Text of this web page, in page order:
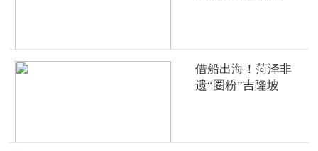
借船出海！菏泽非
遗“圈粉”吉隆坡